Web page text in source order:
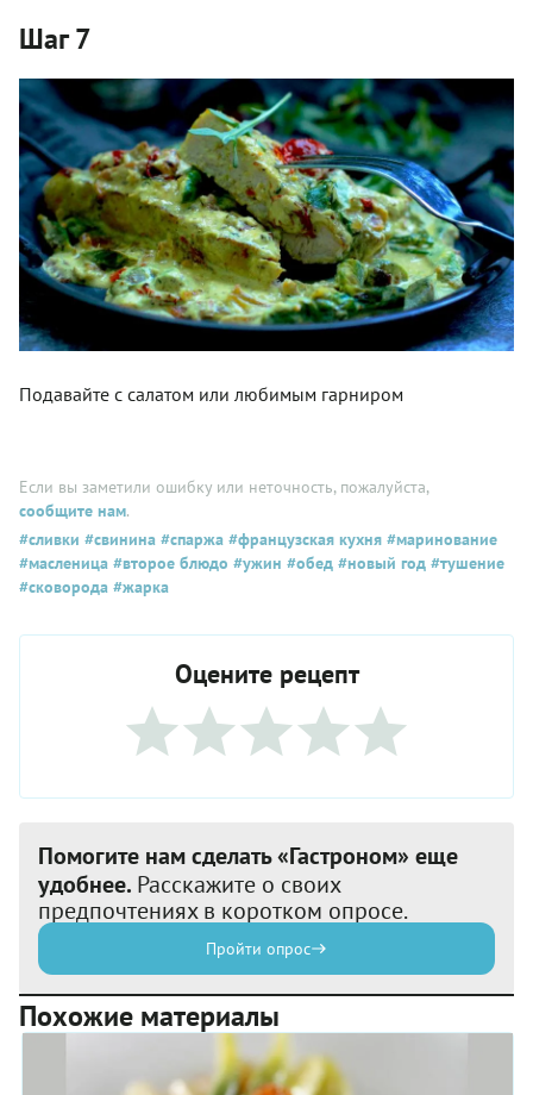
Шаг 7
Подавайте с салатом или любимым гарниром
Если вы заметили ошибку или неточность, пожалуйста,
сообщите нам.
#сливки #свинина #спаржа #французская кухня #маринование
#масленица #второе блюдо #ужин #обед #новый год #тушение
#сковорода #жарка
Оцените рецепт
Помогите нам сделать «Гастроном» еще
удобнее. Расскажите о своих
предпочтениях в коротком опросе.
Пройти опрос
Похожие материалы